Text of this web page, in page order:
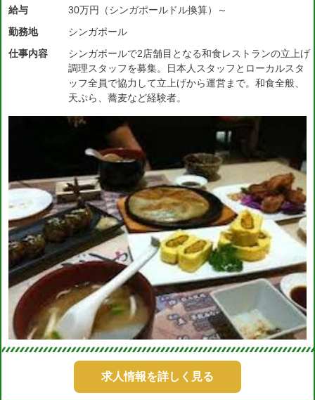
給与
30万円（シンガポールドル換算）～
勤務地
シンガポール
仕事内容
シンガポールで2店舗目となる和食レストランの立上げ
調理スタッフを募集。日本人スタッフとローカルスタ
ッフ全員で協力して立上げから運営まで。和食全般、
天ぷら、蕎麦など経験者。
求人情報を詳しく見る